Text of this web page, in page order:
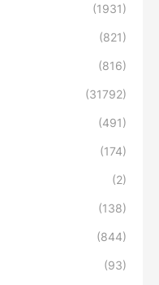
(1931)
(821)
(816)
(31792)
(491)
(174)
(2)
(138)
(844)
(93)